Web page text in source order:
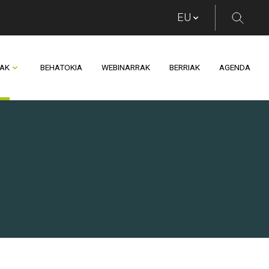
BEHATOKIA WEBINARRAK BERRIAK AGENDA